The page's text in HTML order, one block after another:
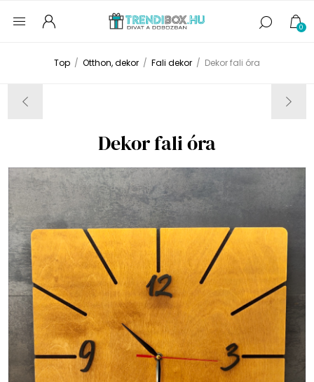
0
Top / Otthon, dekor / Fali dekor / Dekor fali óra
Dekor fali óra